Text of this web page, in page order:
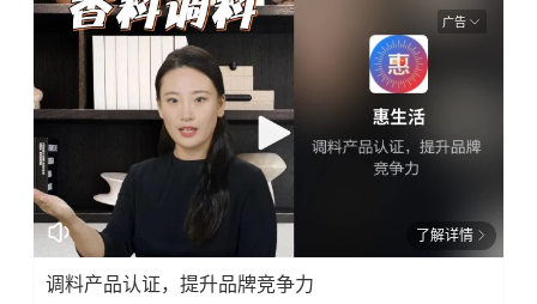
广告
了解详情
调料产品认证，提升品牌竞争力